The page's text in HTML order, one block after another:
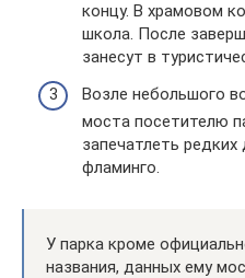
концу. В храмовом
школа. После
занесут в
Возле небольшого
моста посетителю
запечатлеть
фламинго.
У парка кроме
названия, данных ему